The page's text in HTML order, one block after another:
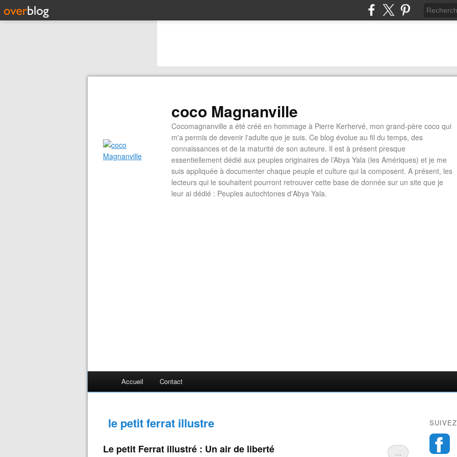
coco Magnanville
Cocomagnanville a été créé en hommage à Pierre Kerhervé, mon grand-père coco qui
m'a permis de devenir l'adulte que je suis. Ce blog évolue au fil du temps, des
connaissances et de la maturité de son auteure. Il est à présent presque
essentiellement dédié aux peuples originaires de l’Abya Yala (les Amériques) et je me
suis appliquée à documenter chaque peuple et culture qui la composent. A présent, les
lecteurs qui le souhaitent pourront retrouver cette base de donnée sur un site que je
leur ai dédié : Peuples autochtones d'Abya Yala.
Accueil Contact
le petit ferrat illustre
…
Le petit Ferrat illustré : Un air de liberté